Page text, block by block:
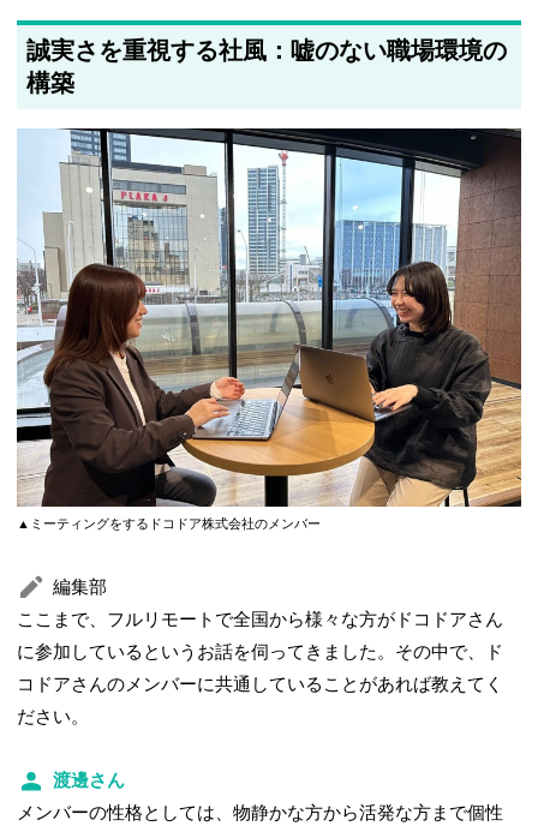
誠実さを重視する社風：嘘のない職場環境の
構築
▲ミーティングをするドコドア株式会社のメンバー
編集部
ここまで、フルリモートで全国から様々な方がドコドアさん
に参加しているというお話を伺ってきました。その中で、ド
コドアさんのメンバーに共通していることがあれば教えてく
ださい。
渡邊さん
メンバーの性格としては、物静かな方から活発な方まで個性